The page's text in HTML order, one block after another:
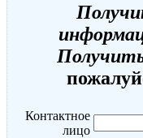
Контактное
лицо